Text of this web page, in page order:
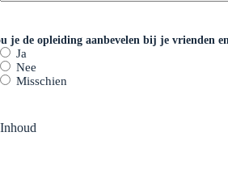
je de opleiding aanbevelen bij je vrienden
Ja
Nee
Misschien
Inhoud